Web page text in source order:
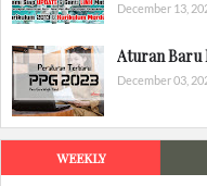
December 13,
Aturan Baru
December 03,
WEEKLY